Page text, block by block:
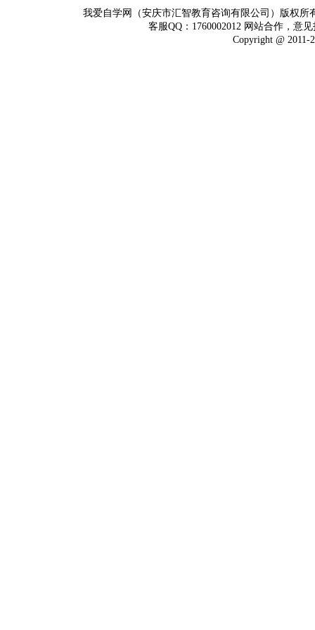
我爱自学网（安庆市汇智教育咨询有限公司）版权
客服QQ：1760002012 网站合作，意
Copyright @